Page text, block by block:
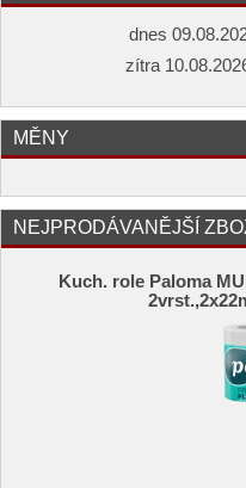
dnes
zítra
MĚNY
NEJPRODÁVANĚJŠÍ
Kuch. role Paloma